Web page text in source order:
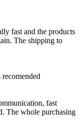
fast and the products
The shipping to
fast
The whole purchasing